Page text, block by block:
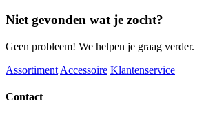
Niet gevonden wat je zocht?
Geen probleem! We helpen je graag verder.
Assortiment Accessoire Klantenservice
Contact